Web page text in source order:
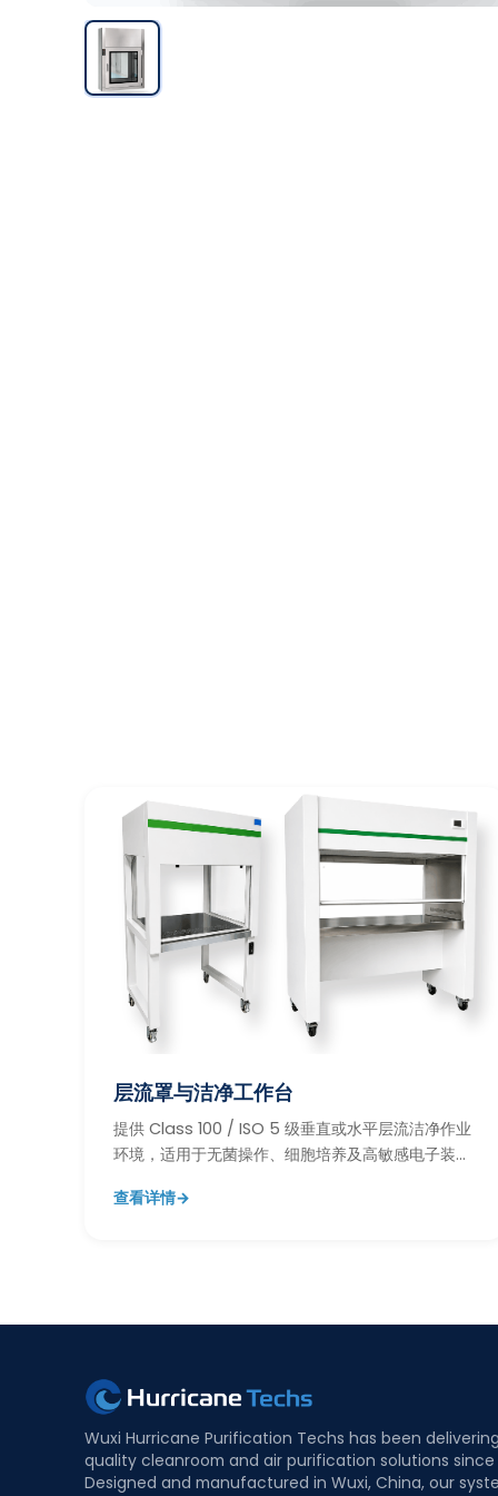
层流罩与洁净工作台
提供 Class 100 / ISO 5 级垂直或水平层流洁净作业
环境，适用于无菌操作、细胞培养及高敏感电子装配
查看详情→
Wuxi Hurricane Purification Techs has been
quality cleanroom and air purification solutions since
Designed and manufactured in Wuxi, China, our